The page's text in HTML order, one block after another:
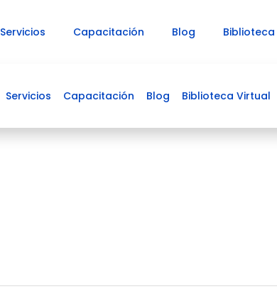
Servicios Capacitación Blog
Carrito
Servicios Capacitación Blog Biblioteca Virtual